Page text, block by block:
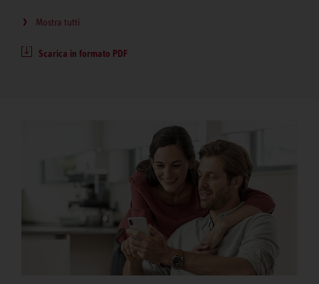
Mostra tutti
Scarica in formato PDF